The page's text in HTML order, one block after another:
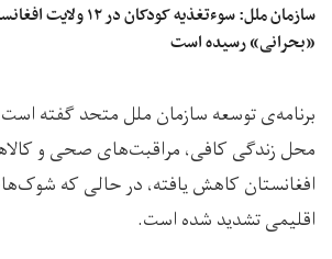
سازمان ملل: سوءتغذیه
«بحرانی» رسیده است
برنامه‌ی توسعه سازمان ملل متحد گفته
محل زندگی کافی، مراقبت‌های صحی و
افغانستان کاهش یافته، در حالی که
اقلیمی تشدید شده است.